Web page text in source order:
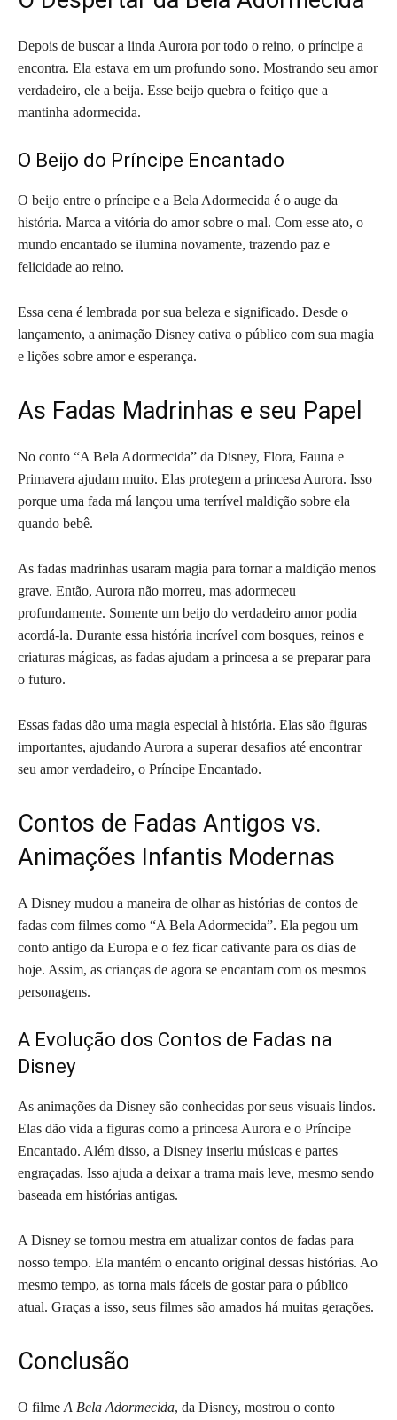
Depois de buscar a linda Aurora por todo o reino, o príncipe a
encontra. Ela estava em um profundo sono. Mostrando seu amor
verdadeiro, ele a beija. Esse beijo quebra o feitiço que a
mantinha adormecida.
O Beijo do Príncipe Encantado
O beijo entre o príncipe e a Bela Adormecida é o auge da
história. Marca a vitória do amor sobre o mal. Com esse ato, o
mundo encantado se ilumina novamente, trazendo paz e
felicidade ao reino.
Essa cena é lembrada por sua beleza e significado. Desde o
lançamento, a animação Disney cativa o público com sua magia
e lições sobre amor e esperança.
As Fadas Madrinhas e seu Papel
No conto “A Bela Adormecida” da Disney, Flora, Fauna e
Primavera ajudam muito. Elas protegem a princesa Aurora. Isso
porque uma fada má lançou uma terrível maldição sobre ela
quando bebê.
As fadas madrinhas usaram magia para tornar a maldição menos
grave. Então, Aurora não morreu, mas adormeceu
profundamente. Somente um beijo do verdadeiro amor podia
acordá-la. Durante essa história incrível com bosques, reinos e
criaturas mágicas, as fadas ajudam a princesa a se preparar para
o futuro.
Essas fadas dão uma magia especial à história. Elas são figuras
importantes, ajudando Aurora a superar desafios até encontrar
seu amor verdadeiro, o Príncipe Encantado.
Contos de Fadas Antigos vs.
Animações Infantis Modernas
A Disney mudou a maneira de olhar as histórias de contos de
fadas com filmes como “A Bela Adormecida”. Ela pegou um
conto antigo da Europa e o fez ficar cativante para os dias de
hoje. Assim, as crianças de agora se encantam com os mesmos
personagens.
A Evolução dos Contos de Fadas na
Disney
As animações da Disney são conhecidas por seus visuais lindos.
Elas dão vida a figuras como a princesa Aurora e o Príncipe
Encantado. Além disso, a Disney inseriu músicas e partes
engraçadas. Isso ajuda a deixar a trama mais leve, mesmo sendo
baseada em histórias antigas.
A Disney se tornou mestra em atualizar contos de fadas para
nosso tempo. Ela mantém o encanto original dessas histórias. Ao
mesmo tempo, as torna mais fáceis de gostar para o público
atual. Graças a isso, seus filmes são amados há muitas gerações.
Conclusão
O filme A Bela Adormecida, da Disney, mostrou o conto